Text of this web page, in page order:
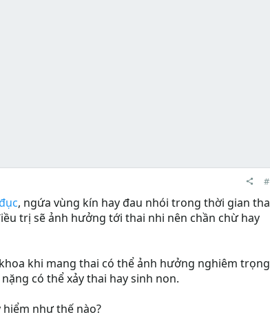
, ngứa vùng kín hay đau nhói trong thời gian
trị sẽ ảnh hưởng tới thai nhi nên chần chừ hay
khi mang thai có thể ảnh hưởng nghiêm trọng
có thể xảy thai hay sinh non.
như thế nào?